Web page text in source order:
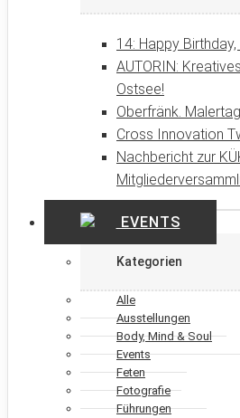
14: Happy Birthday,
AUTORIN:
Ostsee!
Oberfränk.
Cross Innovation
Nachbericht zur
EVENTS
Kategorien
Alle
Ausstellungen
Body, Mind & Soul
Events
Feten
Fotografie
Führungen